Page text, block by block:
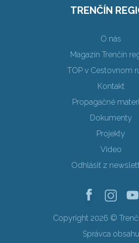
TRENČÍN
O nás
Magazín Trenčín
TOP v Cestovnom
Kontakt
Propagačné
Dokumenty
Projekty
Video
Odhlásiť z
Copyright 2026 ©
Správca obsahu